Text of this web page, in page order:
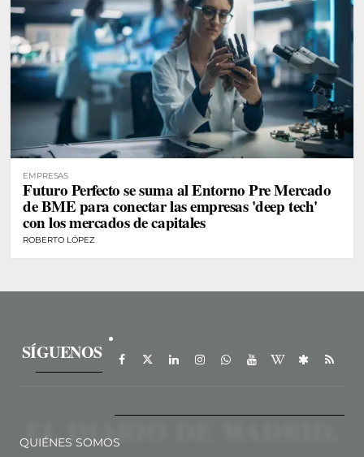
EMPRESAS
Futuro Perfecto se suma al Entorno Pre Mercado
de BME para conectar las empresas 'deep tech'
con los mercados de capitales
ROBERTO LÓPEZ
SÍGUENOS
QUIÉNES SOMOS